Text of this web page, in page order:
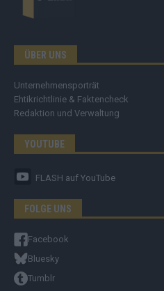
ÜBER UNS
Unternehmensporträt
Ehtikrichtlinie & Faktencheck
Redaktion und Verwaltung
YOUTUBE
FLASH auf YouTube
FOLGE UNS
Facebook
Bluesky
Tumblr